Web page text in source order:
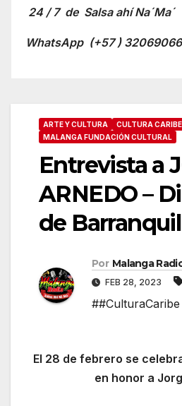
24 / 7 de Salsa ahí Na´Ma´
WhatsApp (+57 )
ARTE Y CULTURA
CULTURA CARIBE
MALANGA FUNDACIÓN CULTURAL
Entrevista a
ARNEDO –
de
Por Malanga
FEB 28, 2023
El 28 de febrero se
en honor a